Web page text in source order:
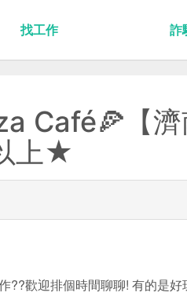
找工作 詐
Café🍕【
上★
??歡迎排個時間聊聊! 有的是